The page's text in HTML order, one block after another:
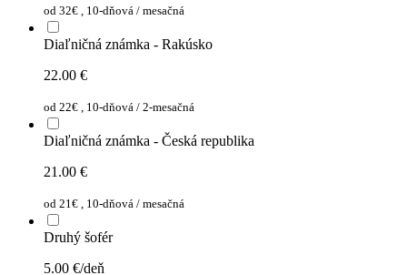
od 32€ , 10-dňová / mesačná
Diaľničná známka - Rakúsko
22.00 €
od 22€ , 10-dňová / 2-mesačná
Diaľničná známka - Česká republika
21.00 €
od 21€ , 10-dňová / mesačná
Druhý šofér
5.00 €/deň